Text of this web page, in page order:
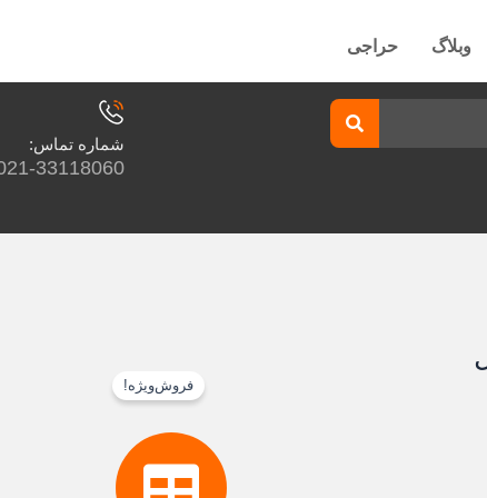
وبلاگ حراجی
شماره تماس:
33118060
فروش‌ویژه!